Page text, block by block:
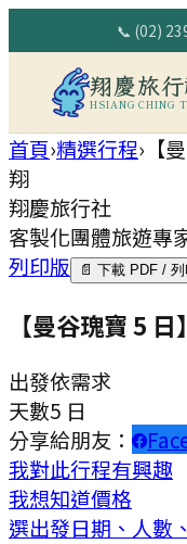
📞 (02)
翔慶旅
HSIANG CHING
首頁›精選行程› 【
翔
翔慶旅行社
客製化團體旅遊專
列印版
📄 下載 PDF / 列
【曼谷瑰寶 5
出發依需求
天數5 日
分享給朋友：
我對此行程有興趣
我想知道價格
選出發日期、人數